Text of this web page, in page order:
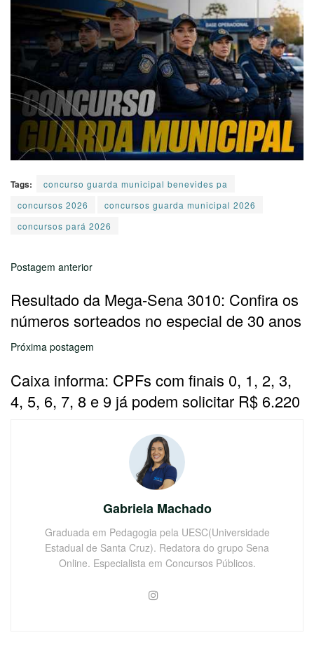
Tags:
concurso guarda municipal benevides pa
concursos 2026
concursos guarda municipal 2026
concursos pará 2026
Postagem anterior
Resultado da Mega-Sena 3010: Confira os
números sorteados no especial de 30 anos
Próxima postagem
Caixa informa: CPFs com finais 0, 1, 2, 3,
4, 5, 6, 7, 8 e 9 já podem solicitar R$ 6.220
Gabriela Machado
Graduada em Pedagogia pela UESC(Universidade
Estadual de Santa Cruz). Redatora do grupo Sena
Online. Especialista em Concursos Públicos.